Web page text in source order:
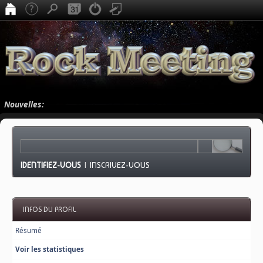
Nouvelles:
IDENTIFIEZ-VOUS |INSCRIVEZ-VOUS
INFOS DU PROFIL
Résumé
Voir les statistiques